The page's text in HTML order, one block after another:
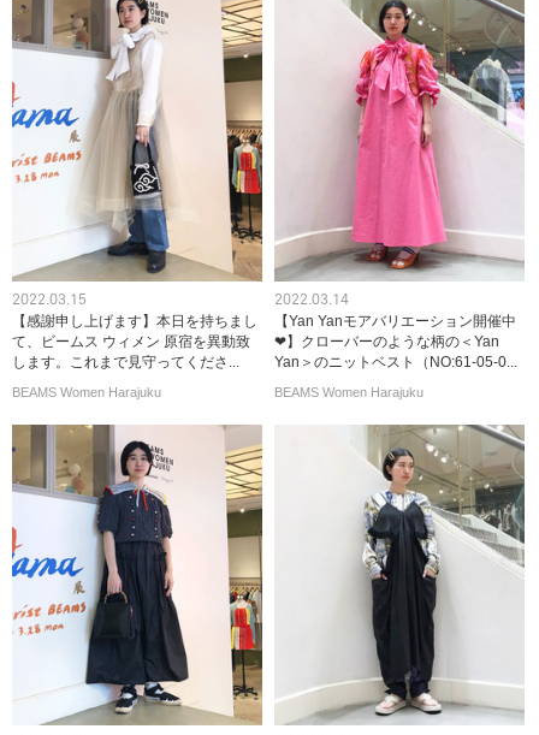
2022.03.15
【感謝申し上げます】本日を持ちまし
て、ビームス ウィメン 原宿を異動致
します。これまで見守ってくださ...
BEAMS Women Harajuku
2022.03.14
【Yan Yanモアバリエーション開催中
❤︎】クローバーのような柄の＜Yan
Yan＞のニットベスト（NO:61-05-0...
BEAMS Women Harajuku